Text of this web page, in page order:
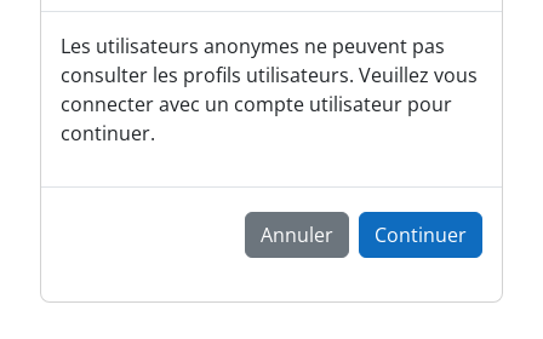
Les utilisateurs anonymes ne peuvent pas
consulter les profils utilisateurs. Veuillez vous
connecter avec un compte utilisateur pour
continuer.
Annuler Continuer